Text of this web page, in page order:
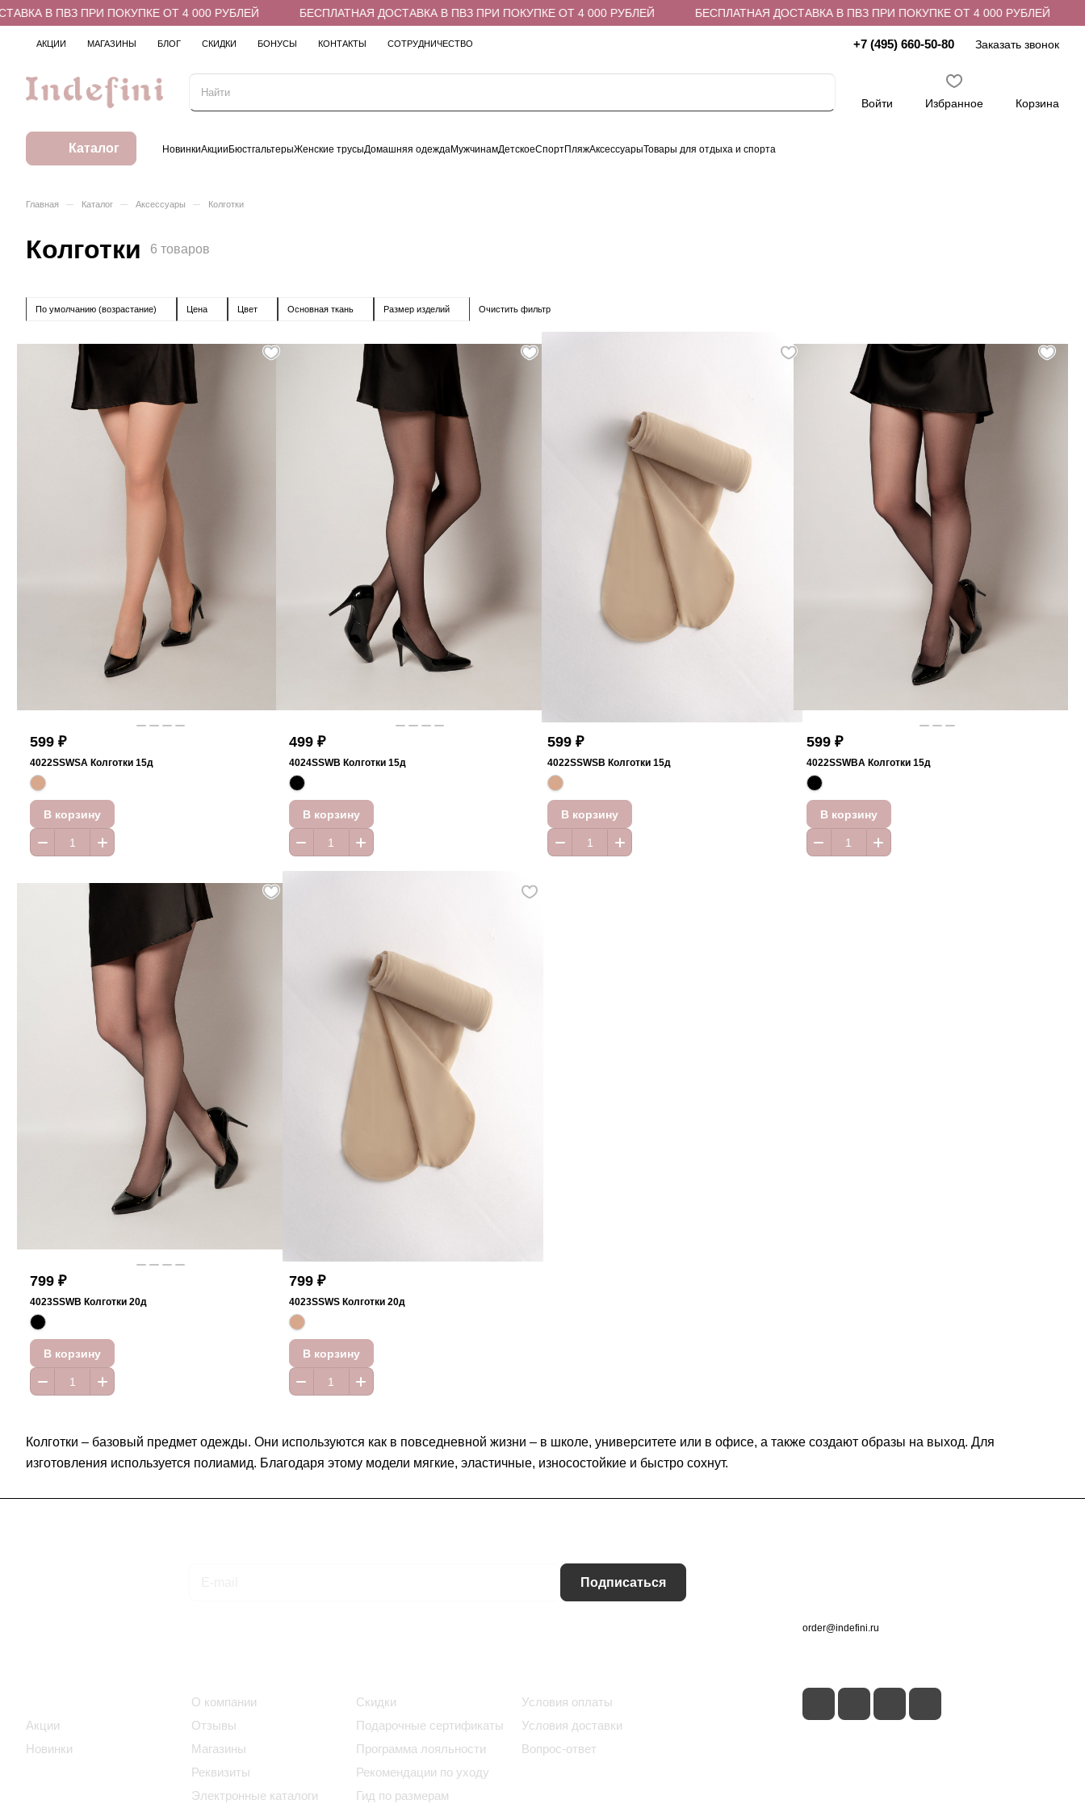
В ПВЗ ПРИ ПОКУПКЕ ОТ 4 000 РУБЛЕЙ БЕСПЛАТНАЯ ДОСТАВКА В ПВЗ ПРИ ПОКУПКЕ ОТ 4 000 РУБЛЕЙ БЕСПЛАТНАЯ ДОСТАВКА В ПВЗ ПРИ ПОКУПКЕ ОТ 4 000 РУБЛЕЙ
АКЦИИ МАГАЗИНЫ БЛОГ СКИДКИ БОНУСЫ КОНТАКТЫ СОТРУДНИЧЕСТВО +7 (495) 660-50-80 Заказать звонок
Войти Избранное Корзина
Каталог НовинкиАкцииБюстгальтерыЖенские трусыДомашняя одеждаМужчинамДетскоеСпортПляжАксессуарыТовары для отдыха и спорта
Главная – Каталог – Аксессуары – Колготки
Колготки 6 товаров
По умолчанию (возрастание) Цена Цвет Основная ткань Размер изделий Очистить фильтр
599 ₽
4022SSWSA Колготки 15д
В корзину
499 ₽
4024SSWB Колготки 15д
В корзину
599 ₽
4022SSWSB Колготки 15д
В корзину
599 ₽
4022SSWBA Колготки 15д
В корзину
799 ₽
4023SSWB Колготки 20д
В корзину
799 ₽
4023SSWS Колготки 20д
В корзину
Колготки – базовый предмет одежды. Они используются как в повседневной жизни – в школе, университете или в офисе, а также создают образы на выход. Для
изготовления используется полиамид. Благодаря этому модели мягкие, эластичные, износостойкие и быстро сохнут.
Подписаться
Акции
Новинки
О компании
Отзывы
Магазины
Реквизиты
Электронные каталоги
Скидки
Подарочные сертификаты
Программа лояльности
Рекомендации по уходу
Гид по размерам
Условия оплаты
Условия доставки
Вопрос-ответ
order@indefini.ru